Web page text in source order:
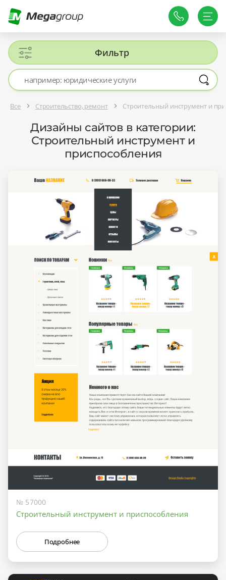
Фильтр
Все Строительство, ремонт Строительный инструмент и
Дизайны сайтов в категории:
Строительный инструмент и
приспособления
№ 57000
Строительный инструмент и приспособления
Подробнее